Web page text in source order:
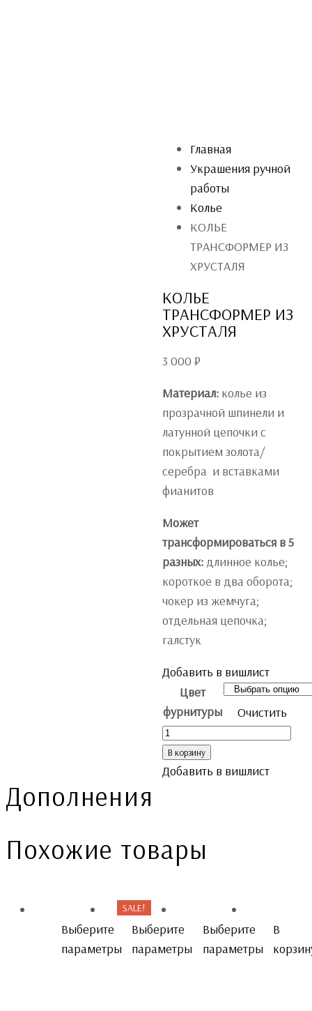
Главная
Украшения ручной
работы
Колье
КОЛЬЕ
ТРАНСФОРМЕР ИЗ
ХРУСТАЛЯ
КОЛЬЕ
ТРАНСФОРМЕР ИЗ
ХРУСТАЛЯ
3 000 ₽
Материал:колье из
прозрачной шпинели и
латунной цепочки с
покрытием золота/
серебра и вставками
фианитов
Может
трансформироваться в 5
разных:длинное колье;
короткое в два оборота;
чокер из жемчуга;
отдельная цепочка;
галстук
Добавить в вишлист
Цвет
фурнитуры
Очистить
Количество
В корзину
Добавить в вишлист
Дополнения
Похожие товары
Выберите
параметры
SALE!
Выберите
параметры
Выберите
параметры
В